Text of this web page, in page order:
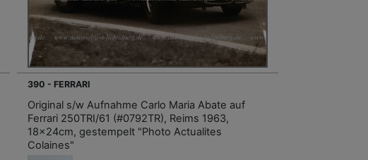
390 - FERRARI
Original s/w Aufnahme Carlo Maria Abate auf
Ferrari 250TRI/61 (#0792TR), Reims 1963,
18x24cm, gestempelt "Photo Actualites
Colaines"